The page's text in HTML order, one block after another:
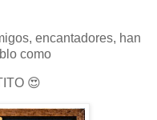
encantadores, han
como
😍